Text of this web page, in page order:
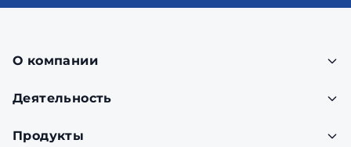
О компании
Деятельность
Продукты